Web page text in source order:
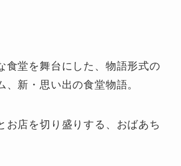
食堂を舞台にした、物語形式の
、新・思い出の食堂物語。
お店を切り盛りする、おばあち